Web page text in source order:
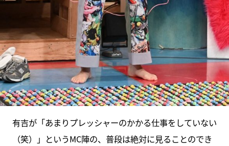
有吉が「あまりプレッシャーのかかる仕事をしていない
（笑）」というMC陣の、普段は絶対に見ることのでき